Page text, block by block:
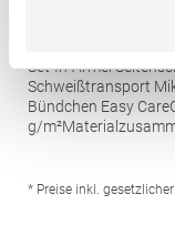
W475 Henbury
Set-In-Ärmel Seitenschlitze Coolplus®-Polyester für optimalen
Schweißtransport Mikro-Piqué Flachstrick-Kragen und -
Bündchen Easy CareGrammatur: 180
g/
Kingsfordweg 151
* Preise inkl.